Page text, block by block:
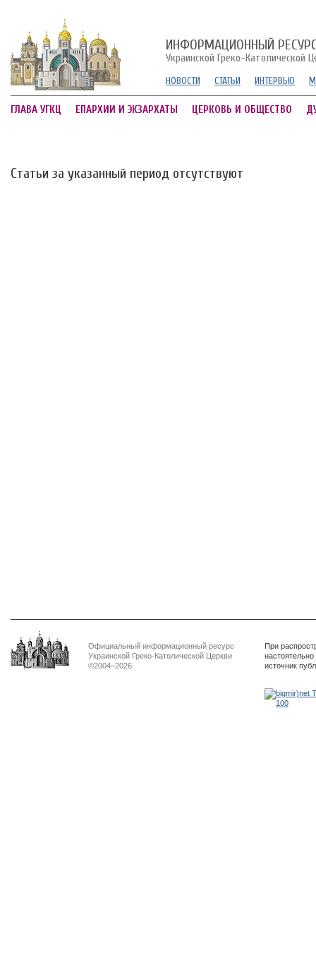
ИНФОРМАЦИОННЫЙ
Украинской Греко-Католической
НОВОСТИ СТАТЬИ ИНТЕРВЬЮ
ГЛАВА УГКЦ ЕПАРХИИ И ЭКЗАРХАТЫ ЦЕРКОВЬ И ОБЩЕСТВО
Статьи за указанный период отсутствуют
Официальный информационный ресурс
Украинской Греко-Католической Церкви
©2004–2026
При
источник